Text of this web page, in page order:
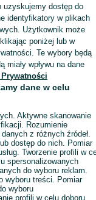
skontaktować się z
Wyślij wiadomość
uzyskujemy dostęp do
identyfikatory w plikach
Użytkownik może
poniżej lub w
Te wybory będą
miały wpływu na dane
dane w celu
Aktywne skanowanie
Rozumienie
z różnych źródeł.
dostęp do nich. Pomiar
Tworzenie profili w
spersonalizowanych
do wyboru reklam.
wyboru treści. Pomiar
wyboru
profili w celu doboru